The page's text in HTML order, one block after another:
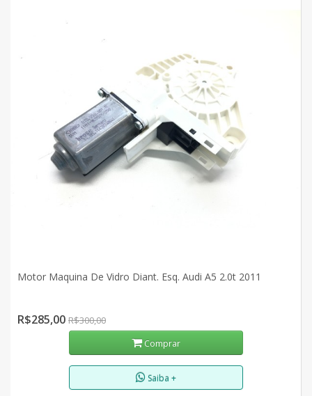
Motor Maquina De Vidro Diant. Esq. Audi A5 2.0t 2011
R$285,00 R$300,00
Comprar
Saiba +